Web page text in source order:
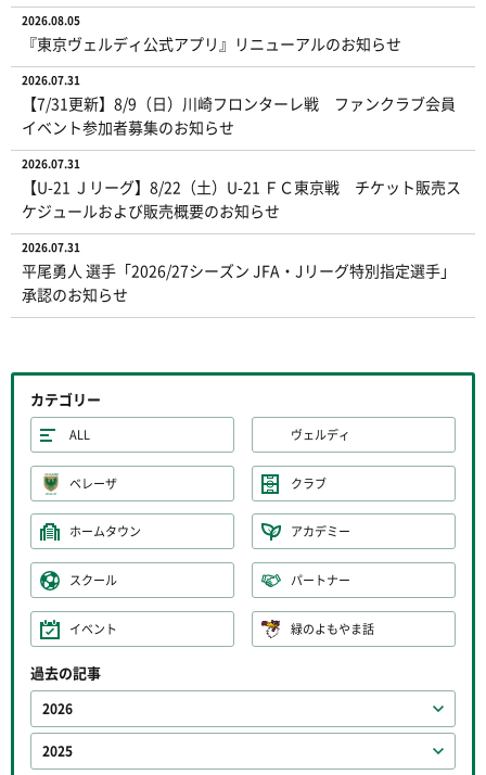
2026.08.05
『東京ヴェルディ公式アプリ』リニューアルのお知らせ
2026.07.31
【7/31更新】8/9（日）川崎フロンターレ戦 ファンクラブ会員
イベント参加者募集のお知らせ
2026.07.31
【U-21 Ｊリーグ】8/22（土）U-21 ＦＣ東京戦 チケット販売ス
ケジュールおよび販売概要のお知らせ
2026.07.31
平尾勇人 選手「2026/27シーズン JFA・Jリーグ特別指定選手」
承認のお知らせ
カテゴリー
ALL ヴェルディ
ベレーザ クラブ
ホームタウン アカデミー
スクール パートナー
イベント 緑のよもやま話
過去の記事
2026
2025